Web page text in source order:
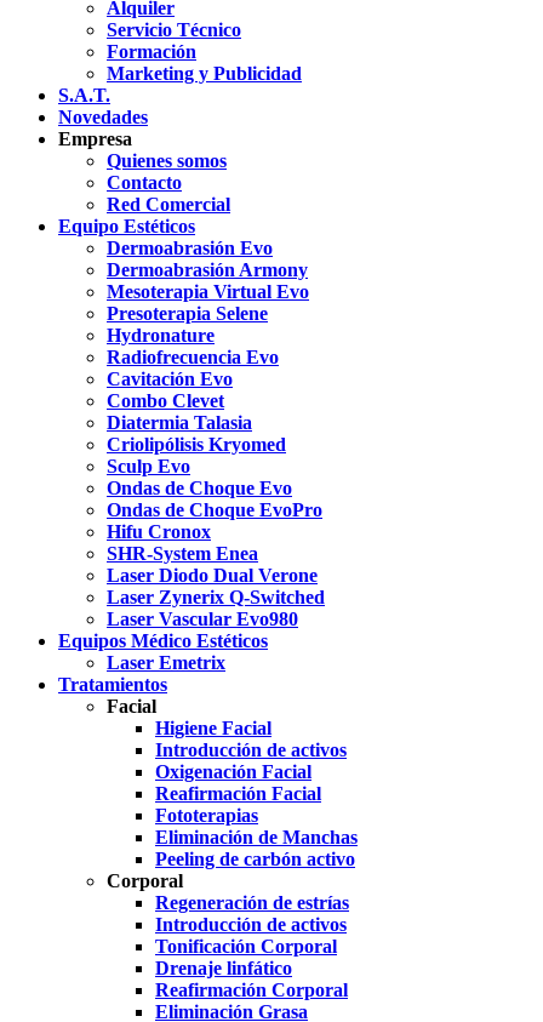
Alquiler
Servicio Técnico
Formación
Marketing y Publicidad
S.A.T.
Novedades
Empresa
Quienes somos
Contacto
Red Comercial
Equipo Estéticos
Dermoabrasión Evo
Dermoabrasión Armony
Mesoterapia Virtual Evo
Presoterapia Selene
Hydronature
Radiofrecuencia Evo
Cavitación Evo
Combo Clevet
Diatermia Talasia
Criolipólisis Kryomed
Sculp Evo
Ondas de Choque Evo
Ondas de Choque EvoPro
Hifu Cronox
SHR-System Enea
Laser Diodo Dual Verone
Laser Zynerix Q-Switched
Laser Vascular Evo980
Equipos Médico Estéticos
Laser Emetrix
Tratamientos
Facial
Higiene Facial
Introducción de activos
Oxigenación Facial
Reafirmación Facial
Fototerapias
Eliminación de Manchas
Peeling de carbón activo
Corporal
Regeneración de estrías
Introducción de activos
Tonificación Corporal
Drenaje linfático
Reafirmación Corporal
Eliminación Grasa